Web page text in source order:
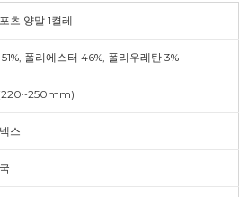
츠 양말 1켤레
51%, 폴리에스터 46%, 폴리우레탄 3%
스